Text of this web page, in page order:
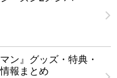
ン』グッズ・特典・
報まとめ